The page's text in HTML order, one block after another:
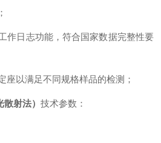
作日志功能，符合国家数据完整性要
座以满足不同规格样品的检测；
射法） 技术参数：